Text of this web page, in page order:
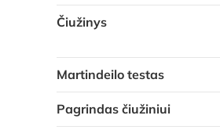
Čiužinys
Martindeilo testas
Pagrindas čiužiniui